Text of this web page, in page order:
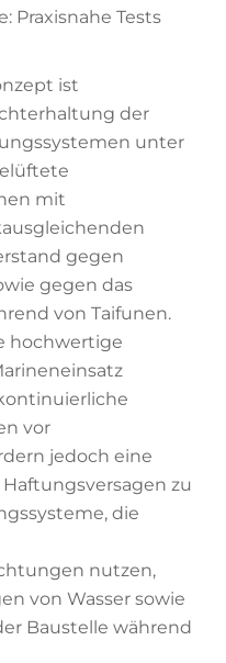
Praxisnahe Tests
ist
der
unter
mit
gegen
gegen das
von Taifunen.
hochwertige
vor
jedoch eine
zu
die
nutzen,
von Wasser sowie
Baustelle während